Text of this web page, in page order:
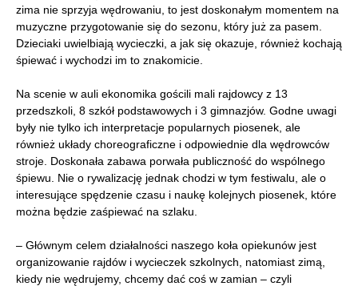
zima nie sprzyja wędrowaniu, to jest doskonałym momentem na
muzyczne przygotowanie się do sezonu, który już za pasem.
Dzieciaki uwielbiają wycieczki, a jak się okazuje, również kochają
śpiewać i wychodzi im to znakomicie.
Na scenie w auli ekonomika gościli mali rajdowcy z 13
przedszkoli, 8 szkół podstawowych i 3 gimnazjów. Godne uwagi
były nie tylko ich interpretacje popularnych piosenek, ale
również układy choreograficzne i odpowiednie dla wędrowców
stroje. Doskonała zabawa porwała publiczność do wspólnego
śpiewu. Nie o rywalizację jednak chodzi w tym festiwalu, ale o
interesujące spędzenie czasu i naukę kolejnych piosenek, które
można będzie zaśpiewać na szlaku.
– Głównym celem działalności naszego koła opiekunów jest
organizowanie rajdów i wycieczek szkolnych, natomiast zimą,
kiedy nie wędrujemy, chcemy dać coś w zamian – czyli